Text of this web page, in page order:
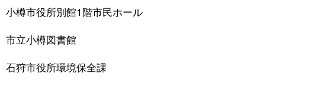
小樽市役所別館1階市民ホール
市立小樽図書館
石狩市役所環境保全課